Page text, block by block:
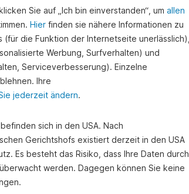
Sie auf „Ich bin einverstanden“, um allen
Hier finden sie nähere Informationen zu
die Funktion der Internetseite unerlässlich),
Werbung, Surfverhalten) und
Serviceverbesserung). Einzelne
Ihre
jederzeit ändern.
sich in den USA. Nach
Gerichtshofs existiert derzeit in den USA
Es besteht das Risiko, dass Ihre Daten durch
werden. Dagegen können Sie keine